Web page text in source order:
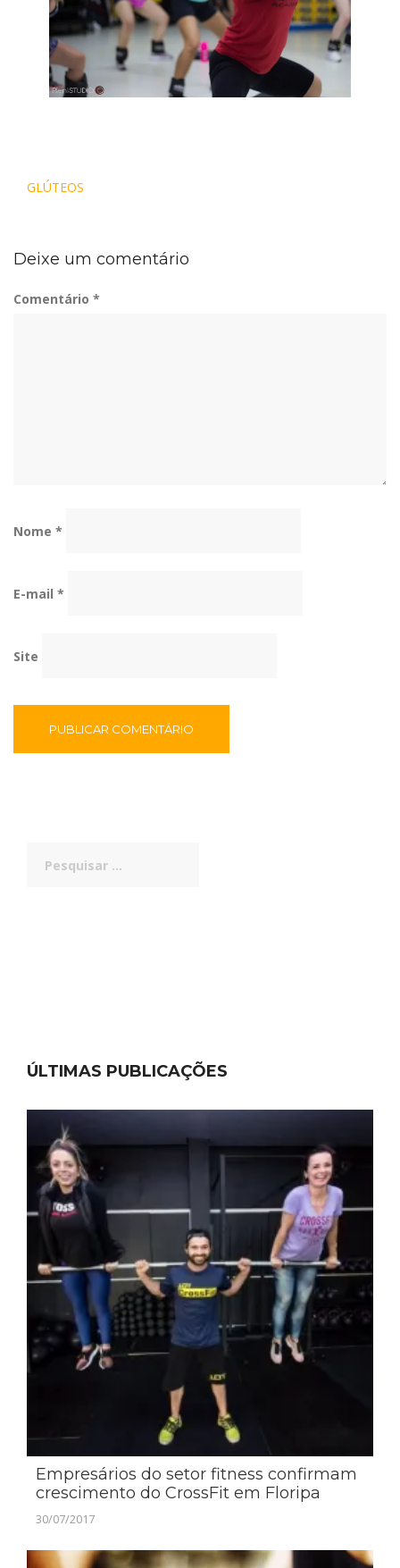
Navegação
GLÚTEOS
Deixe um comentário
Comentário *
Nome *
E-mail *
Site
por:
ÚLTIMAS PUBLICAÇÕES
Empresários do setor fitness confirmam
crescimento do CrossFit em Floripa
30/07/2017